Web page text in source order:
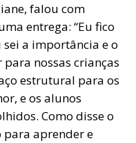
falou com
entrega: “Eu fico
a importância e o
nossas crianças
estrutural para os
e os alunos
Como disse o
para aprender e